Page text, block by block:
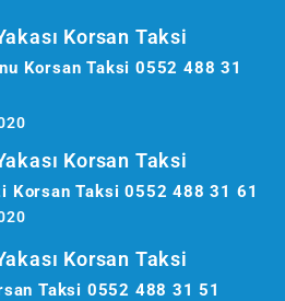
Korsan Taksi
Korsan Taksi 0552 488 31
Korsan Taksi
Korsan Taksi 0552 488 31 61
Korsan Taksi
Taksi 0552 488 31 51